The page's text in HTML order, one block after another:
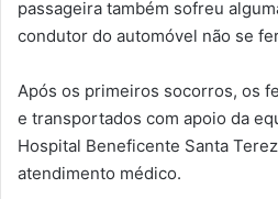
passageira também sofreu
condutor do automóvel não se
Após os primeiros socorros, os
e transportados com apoio da
Hospital Beneficente Santa
atendimento médico.